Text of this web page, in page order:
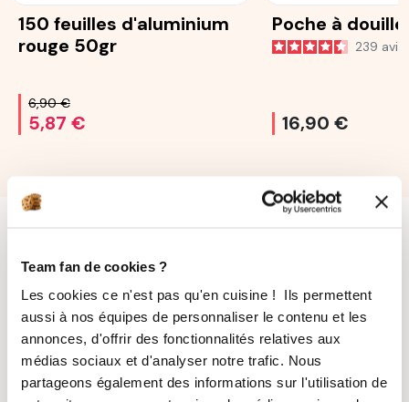
Team fan de cookies ?
Les cookies ce n'est pas qu'en cuisine ! Ils permettent
aussi à nos équipes de personnaliser le contenu et les
annonces, d'offrir des fonctionnalités relatives aux
médias sociaux et d'analyser notre trafic. Nous
partageons également des informations sur l'utilisation de
150 feuilles d'aluminium
rouge 50gr
6,90 €
5,87 €
Poche à
239 avis
16,90 €
LIVRAISON
SUIVIE
PAIEMENT
SÉCURISÉ